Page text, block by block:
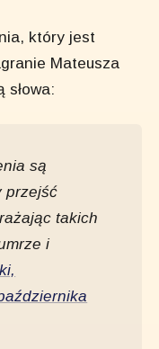
który jest
Mateusza
słowa:
są
przejść
takich
i